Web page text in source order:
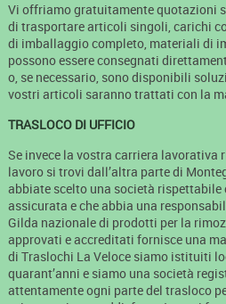
Vi offriamo gratuitamente quotazioni
di trasportare articoli singoli, carichi
di imballaggio completo, materiali di
possono essere consegnati
o, se necessario, sono disponibili
vostri articoli saranno trattati con la
TRASLOCO DI UFFICIO
Se invece la vostra carriera lavorativa
lavoro si trovi dall’altra parte di
abbiate scelto una società rispettabile
assicurata e che abbia una
Gilda nazionale di prodotti per la
approvati e accreditati fornisce una
di Traslochi La Veloce siamo istituiti
quarant’anni e siamo una società
attentamente ogni parte del trasloco